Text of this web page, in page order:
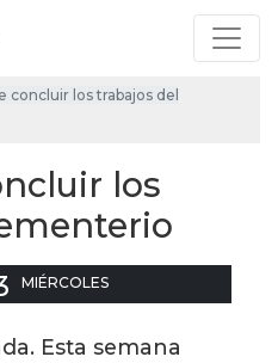
concluir los trabajos del
los
MIÉRCOLES
Esta semana